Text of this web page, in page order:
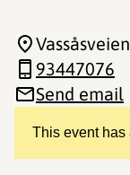
This event has
93447076
Send email